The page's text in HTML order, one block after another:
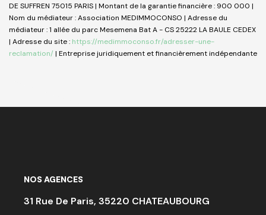
DE SUFFREN 75015 PARIS | Montant de la garantie financière : 900 000 |
Nom du médiateur : Association MEDIMMOCONSO | Adresse du
médiateur : 1 allée du parc Mesemena Bat A - CS 25222 LA BAULE CEDEX
| Adresse du site : https://medimmoconso.fr/adresser-une-
reclamation/| Entreprise juridiquement et financièrement indépendante
NOS AGENCES
31 Rue De Paris, 35220 CHATEAUBOURG